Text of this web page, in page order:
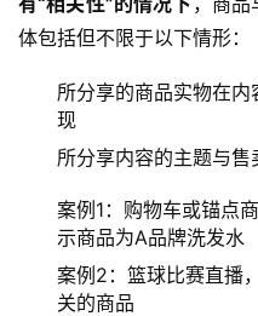
体包括但不限于以下情形：
所分享的商品实物在
现
所分享内容的主题与
案例1：购物车或锚点
示商品为A品牌洗发水
案例2：篮球比赛直播
关的商品